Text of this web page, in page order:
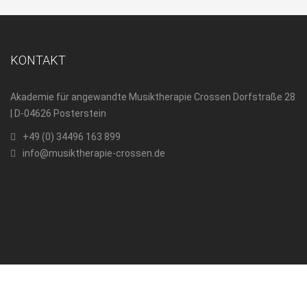
KONTAKT
Akademie für angewandte Musiktherapie Crossen Dorfstraße 28
| D-04626 Posterstein
+49 (0) 34496 163 899
info@musiktherapie-crossen.de